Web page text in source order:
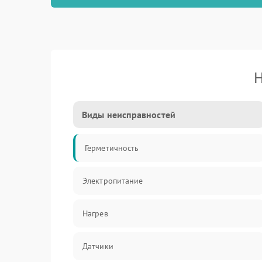
Виды неисправностей
Герметичность
Электропитание
Нагрев
Датчики